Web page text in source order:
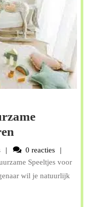
Duurzame
Speeltjes
voor
uwdierinbalans
0 reacties
Speeltjes voor
wil je natuurlijk